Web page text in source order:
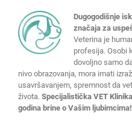
Dugogodišnje
značaja za
Veterina je
profesija. Osobi
dovoljno samo
nivo obrazovanja, mora imati
usavršavanjem, spremnost da
života. Specijalistička VET
godina brine o Vašim ljubimcima!